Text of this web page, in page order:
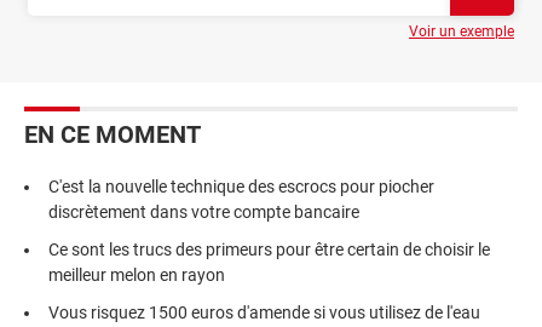
Voir un exemple
EN CE MOMENT
C'est la nouvelle technique des escrocs pour piocher
discrètement dans votre compte bancaire
Ce sont les trucs des primeurs pour être certain de choisir le
meilleur melon en rayon
Vous risquez 1500 euros d'amende si vous utilisez de l'eau